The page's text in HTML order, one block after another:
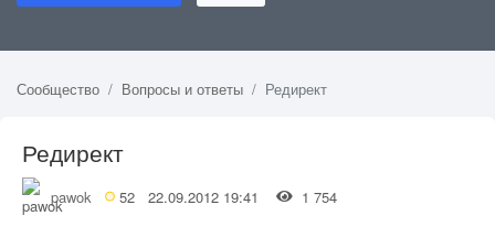
Сообщество Вопросы и ответы Редирект
Редирект
pawok 52 22.09.2012 19:41 1 754